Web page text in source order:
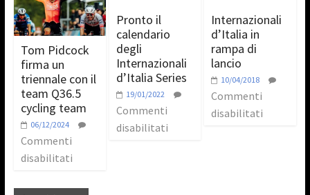
Tom Pidcock
firma un
triennale con il
team Q36.5
cycling team
06/12/2024
Commenti
disabilitati
Pronto il
calendario
degli
Internazionali
d’Italia Series
19/01/2022
Commenti
disabilitati
Internazionali
d’Italia in
rampa di
lancio
10/04/2018
Commenti
disabilitati